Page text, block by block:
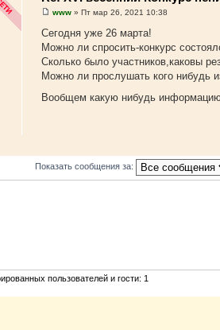
www » Пт мар 26, 2021 10:38
Сегодня уже 26 марта!
Можно ли спросить-конкурс
Сколько было участников,каковы
Можно ли прослушать кого нибудь
Вообщем какую нибудь
Показать сообщения за:
пользователей и гости: 1